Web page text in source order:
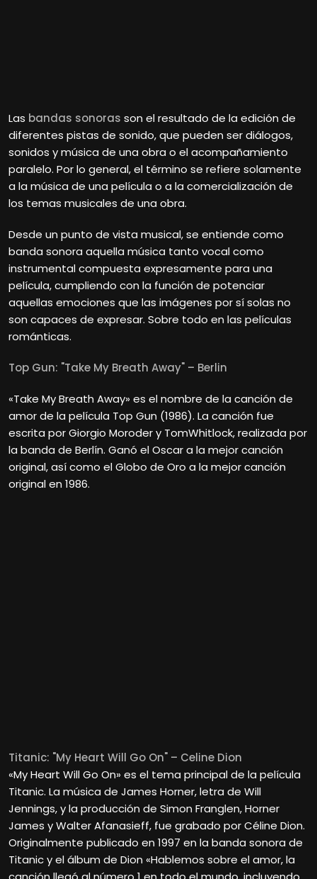
Las bandas sonoras son el resultado de la edición de
diferentes pistas de sonido, que pueden ser diálogos,
sonidos y música de una obra o el acompañamiento
paralelo. Por lo general, el término se refiere solamente
a la música de una película o a la comercialización de
los temas musicales de una obra.
Desde un punto de vista musical, se entiende como
banda sonora aquella música tanto vocal como
instrumental compuesta expresamente para una
película, cumpliendo con la función de potenciar
aquellas emociones que las imágenes por sí solas no
son capaces de expresar. Sobre todo en las películas
románticas.
Top Gun: "Take My Breath Away" – Berlin
«Take My Breath Away» es el nombre de la canción de
amor de la película Top Gun (1986). La canción fue
escrita por Giorgio Moroder y TomWhitlock, realizada por
la banda de Berlín. Ganó el Oscar a la mejor canción
original, así como el Globo de Oro a la mejor canción
original en 1986.
Titanic: "My Heart Will Go On" – Celine Dion
«My Heart Will Go On» es el tema principal de la película
Titanic. La música de James Horner, letra de Will
Jennings, y la producción de Simon Franglen, Horner
James y Walter Afanasieff, fue grabado por Céline Dion.
Originalmente publicado en 1997 en la banda sonora de
Titanic y el álbum de Dion «Hablemos sobre el amor, la